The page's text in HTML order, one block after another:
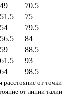
49
70.5
51.5
75
54
79.5
56.5
84
59
88.5
61.5
93
64 98.5
расстояние от точки
от линии талии